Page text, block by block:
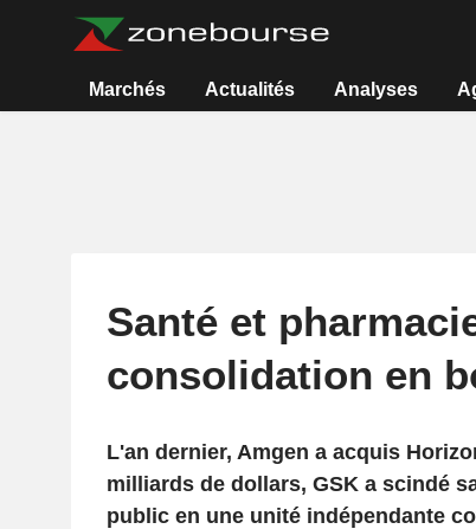
Marchés Actualités Analyses
Santé et
consolidation en
L'an dernier, Amgen a acquis
milliards de dollars, GSK a scindé
public en une unité indépendante